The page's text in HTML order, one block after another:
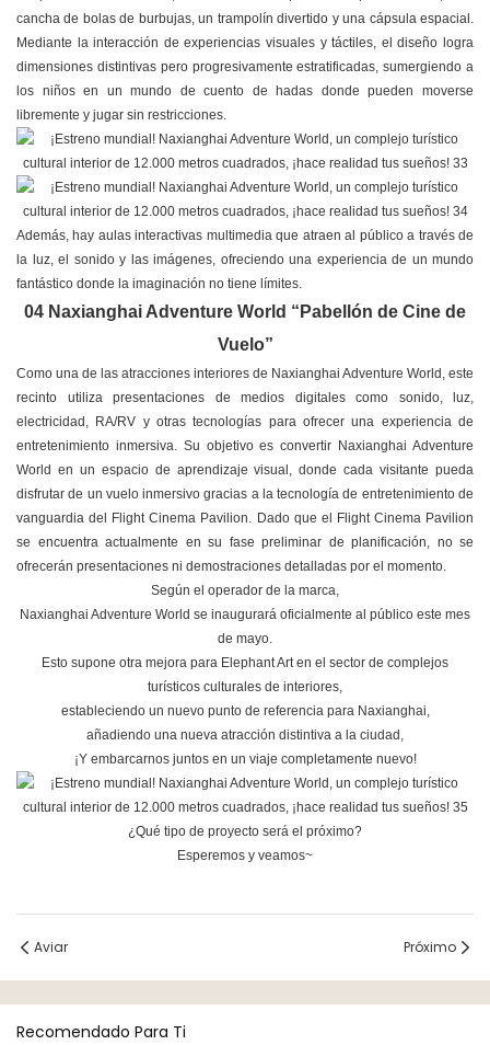
cancha de bolas de burbujas, un trampolín divertido y una cápsula espacial.
Mediante la interacción de experiencias visuales y táctiles, el diseño logra
dimensiones distintivas pero progresivamente estratificadas, sumergiendo a
los niños en un mundo de cuento de hadas donde pueden moverse
libremente y jugar sin restricciones.
Además, hay aulas interactivas multimedia que atraen al público a través de
la luz, el sonido y las imágenes, ofreciendo una experiencia de un mundo
fantástico donde la imaginación no tiene límites.
04 Naxianghai Adventure World “Pabellón de Cine de
Vuelo”
Como una de las atracciones interiores de Naxianghai Adventure World, este
recinto utiliza presentaciones de medios digitales como sonido, luz,
electricidad, RA/RV y otras tecnologías para ofrecer una experiencia de
entretenimiento inmersiva. Su objetivo es convertir Naxianghai Adventure
World en un espacio de aprendizaje visual, donde cada visitante pueda
disfrutar de un vuelo inmersivo gracias a la tecnología de entretenimiento de
vanguardia del Flight Cinema Pavilion. Dado que el Flight Cinema Pavilion
se encuentra actualmente en su fase preliminar de planificación, no se
ofrecerán presentaciones ni demostraciones detalladas por el momento.
Según el operador de la marca,
Naxianghai Adventure World se inaugurará oficialmente al público este mes
de mayo.
Esto supone otra mejora para Elephant Art en el sector de complejos
turísticos culturales de interiores,
estableciendo un nuevo punto de referencia para Naxianghai,
añadiendo una nueva atracción distintiva a la ciudad,
¡Y embarcarnos juntos en un viaje completamente nuevo!
¿Qué tipo de proyecto será el próximo?
Esperemos y veamos~
Aviar Próximo
Recomendado Para Ti